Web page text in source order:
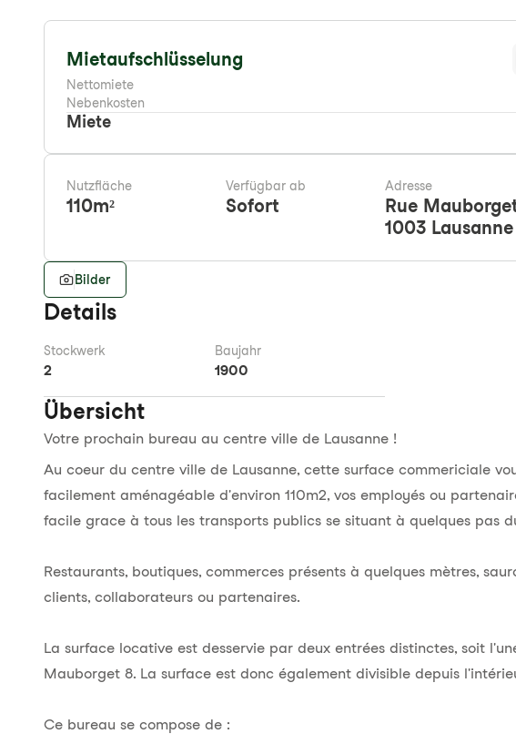
Mietaufschlüsselung
Nettomiete
Nebenkosten
Miete
Nutzfläche
110m²
Verfügbar ab
Sofort
Adresse
Rue
1003 Lausanne
Bilder
Details
Stockwerk
2
Baujahr
1900
Übersicht
Votre prochain bureau au centre ville de Lausanne !
Au coeur du centre ville de Lausanne, cette surface commericiale
facilement aménagéable d'environ 110m2, vos employés ou
facile grace à tous les transports publics se situant à quelques pas
Restaurants, boutiques, commerces présents à quelques mètres,
clients, collaborateurs ou partenaires.
La surface locative est desservie par deux entrées distinctes, soit
Mauborget 8. La surface est donc également divisible depuis
Ce bureau se compose de :